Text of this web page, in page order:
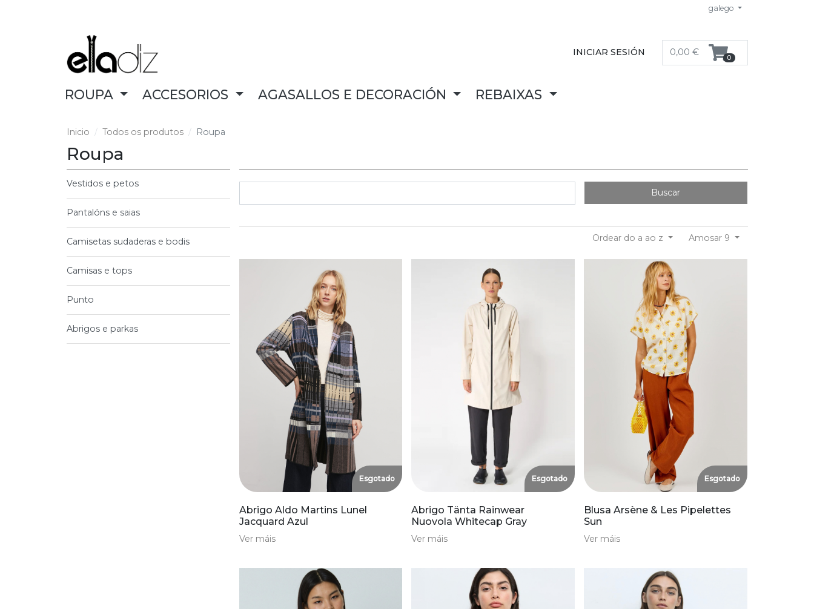
galego
INICIAR SESIÓN 0,00 € 0
ROUPA ACCESORIOS AGASALLOS E DECORACIÓN REBAIXAS
Inicio Todos os produtos Roupa
Roupa
Vestidos e petos
Pantalóns e saias
Camisetas sudaderas e bodis
Camisas e tops
Punto
Abrigos e parkas
Buscar
Amosar 9
Ordear do a ao z
Esgotado
Abrigo Aldo Martins Lunel
Jacquard Azul
Ver máis
Esgotado
Abrigo Tänta Rainwear
Nuovola Whitecap Gray
Ver máis
Esgotado
Blusa Arsène & Les Pipelettes
Sun
Ver máis